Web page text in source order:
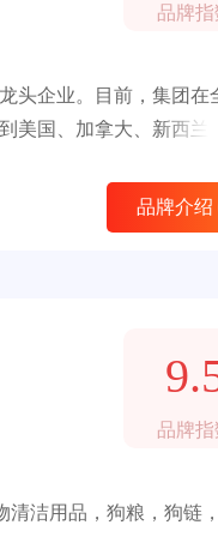
品牌指
头企业。目前，集团在
美国、加拿大、新西兰
品牌介绍
品牌指
清洁用品，狗粮，狗链